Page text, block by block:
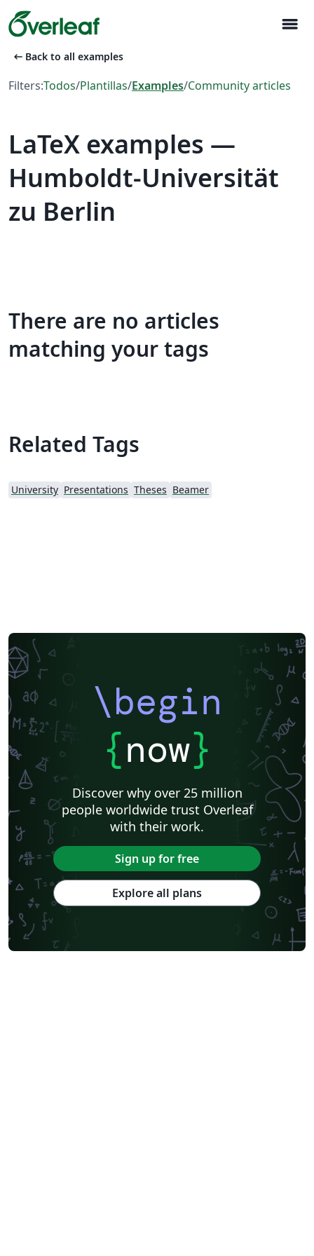
menu
arrow_left_alt Back to all examples
Filters:Todos/Plantillas/Examples/Community articles
LaTeX examples —
Humboldt-Universität
zu Berlin
There are no articles
matching your tags
Related Tags
University Presentations Theses Beamer
\begin
{now}
Discover why over 25 million
people worldwide trust Overleaf
with their work.
Sign up for free
Explore all plans